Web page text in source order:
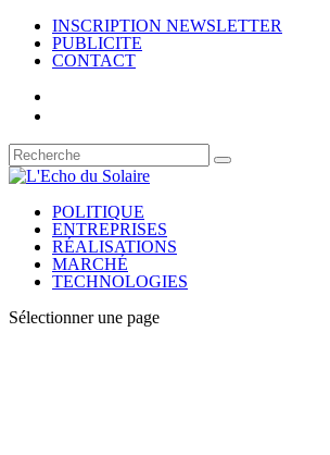
INSCRIPTION NEWSLETTER
PUBLICITE
CONTACT
POLITIQUE
ENTREPRISES
RÉALISATIONS
MARCHÉ
TECHNOLOGIES
Sélectionner une page